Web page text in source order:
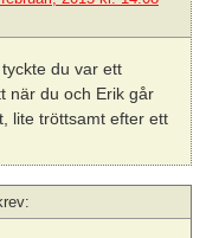
du var ett
när du och Erik går
lite tröttsamt efter ett